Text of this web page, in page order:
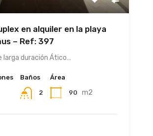
en alquiler en la playa
– Ref: 397
larga duración Ático…
Baños
2
Área
90 m2